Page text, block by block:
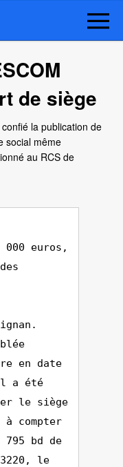
de siège
la publication de
social même
au RCS de
000 euros,
en date
a été
le siège
compter
bd de
le